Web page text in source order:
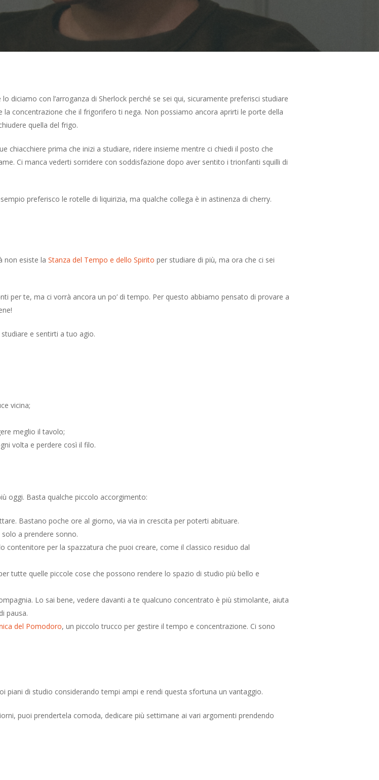
lo diciamo con l’arroganza di Sherlock perché se sei qui, sicuramente preferisci studiare
la concentrazione che il frigorifero ti nega. Non possiamo ancora aprirti le porte della
quella del frigo.
chiacchiere prima che inizi a studiare, ridere insieme mentre ci chiedi il posto che
Ci manca vederti sorridere con soddisfazione dopo aver sentito i trionfanti squilli di
preferisco le rotelle di liquirizia, ma qualche collega è in astinenza di cherry.
non esiste la Stanza del Tempo e dello Spirito per studiare di più, ma ora che ci sei
per te, ma ci vorrà ancora un po’ di tempo. Per questo abbiamo pensato di provare a
e sentirti a tuo agio.
vicina;
meglio il tavolo;
volta e perdere così il filo.
oggi. Basta qualche piccolo accorgimento:
Bastano poche ore al giorno, via via in crescita per poterti abituare.
a prendere sonno.
contenitore per la spazzatura che puoi creare, come il classico residuo dal
tutte quelle piccole cose che possono rendere lo spazio di studio più bello e
Lo sai bene, vedere davanti a te qualcuno concentrato è più stimolante, aiuta
pausa.
del Pomodoro, un piccolo trucco per gestire il tempo e concentrazione. Ci sono
di studio considerando tempi ampi e rendi questa sfortuna un vantaggio.
puoi prendertela comoda, dedicare più settimane ai vari argomenti prendendo